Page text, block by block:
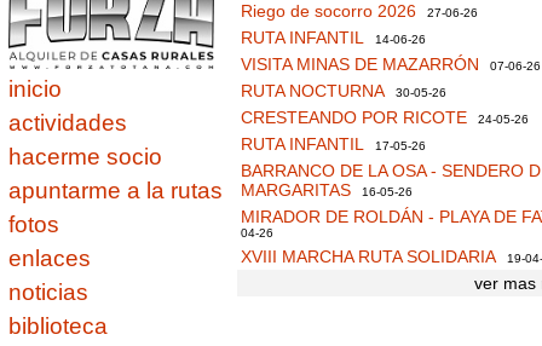
inicio
actividades
hacerme socio
apuntarme a la rutas
fotos
enlaces
noticias
biblioteca
Riego de socorro 2026 27-06-26
RUTA INFANTIL 14-06-26
VISITA MINAS DE MAZARRÓN 07-06-26
RUTA NOCTURNA 30-05-26
CRESTEANDO POR RICOTE 24-05-26
RUTA INFANTIL 17-05-26
BARRANCO DE LA OSA - SENDERO
MARGARITAS 16-05-26
MIRADOR DE ROLDÁN - PLAYA DE
04-26
XVIII MARCHA RUTA SOLIDARIA 19-
ver mas